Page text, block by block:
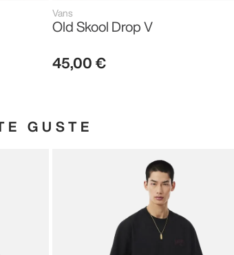
Vans
Old Skool Drop V
45,00 €
GUSTE